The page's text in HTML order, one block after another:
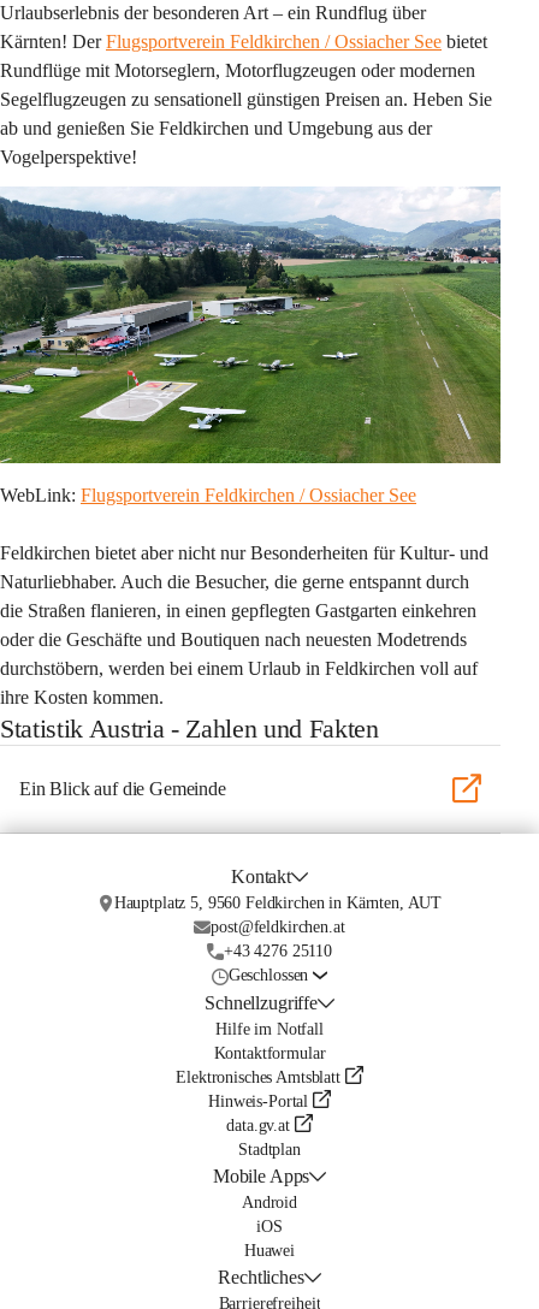
Urlaubserlebnis der besonderen Art – ein Rundflug über
Kärnten! Der Flugsportverein Feldkirchen / Ossiacher See bietet
Rundflüge mit Motorseglern, Motorflugzeugen oder modernen
Segelflugzeugen zu sensationell günstigen Preisen an. Heben Sie
ab und genießen Sie Feldkirchen und Umgebung aus der
Vogelperspektive!
WebLink: Flugsportverein Feldkirchen / Ossiacher See
Feldkirchen bietet aber nicht nur Besonderheiten für Kultur- und
Naturliebhaber. Auch die Besucher, die gerne entspannt durch
die Straßen flanieren, in einen gepflegten Gastgarten einkehren
oder die Geschäfte und Boutiquen nach neuesten Modetrends
durchstöbern, werden bei einem Urlaub in Feldkirchen voll auf
ihre Kosten kommen.
Statistik Austria - Zahlen und Fakten
Ein Blick auf die Gemeinde
Kontakt
Hauptplatz 5, 9560 Feldkirchen in Kärnten, AUT
post@feldkirchen.at
+43 4276 25110
Geschlossen
Schnellzugriffe
Hilfe im Notfall
Kontaktformular
Elektronisches Amtsblatt
Hinweis-Portal
data.gv.at
Stadtplan
Mobile Apps
Android
iOS
Huawei
Rechtliches
Barrierefreiheit